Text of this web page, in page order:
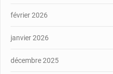
février 2026
janvier 2026
décembre 2025